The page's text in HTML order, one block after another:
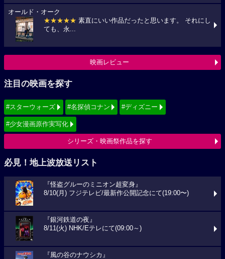
オールド・オーク
★★★★★ 素直にいい作品だったと思います。 それにし
ても、永...
映画レビュー
注目の映画を探す
#スターウォーズ #名探偵コナン #ディズニー
#少女漫画原作実写化
シリーズ・映画祭作品を探す
必見！地上波放送リスト
『怪盗グルーのミニオン超変身』
8/10(月) フジテレビ/最新作公開記念にて(19:00〜)
『銀河鉄道の夜』
8/11(火) NHK/Eテレにて(09:00～)
『風の谷のナウシカ』